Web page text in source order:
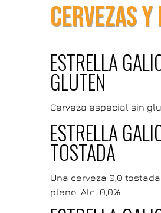
CERVEZAS
ESTRELLA
GLUTEN
Cerveza especial sin
ESTRELLA
TOSTADA
Una cerveza 0,0
pleno. Alc. 0,0%.